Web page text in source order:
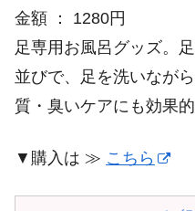
金額 ： 1280円
足専用お風呂グッズ。
並びで、足を洗いなが
質・臭いケアにも効果的
▼購入は ≫ こちら